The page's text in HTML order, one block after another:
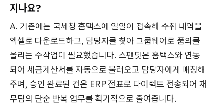
지나요?
A. 기존에는 국세청 홈택스에 일일이 접속해 수취 내역을
엑셀로 다운로드하고, 담당자를 찾아 그룹웨어로 품의를
올리는 수작업이 필요했습니다. 스팬딧은 홈택스와 연동
되어 세금계산서를 자동으로 불러오고 담당자에게 매칭해
주며, 승인 완료된 건은 ERP 전표로 다이렉트 전송되어 재
무팀의 단순 반복 업무를 획기적으로 줄여줍니다.